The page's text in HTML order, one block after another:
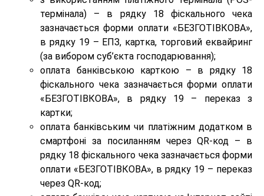
термінала) – в рядку 18 фіскального чека
зазначається форми оплати «БЕЗГОТІВКОВА»,
в рядку 19 – ЕПЗ, картка, торговий еквайринг
(за вибором суб’єкта господарювання);
оплата банківською карткою – в рядку 18
фіскального чека зазначається форми оплати
«БЕЗГОТІВКОВА», в рядку 19 – переказ з
картки;
оплата банківським чи платіжним додатком в
смартфоні за посиланням через QR-код – в
рядку 18 фіскального чека зазначається форми
оплати «БЕЗГОТІВКОВА», в рядку 19 – переказ
через QR-код;